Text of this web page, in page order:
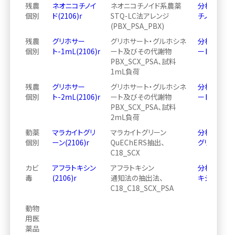
残農
個別
ネオニコチノイ
ド(2106)r
ネオニコチノイド系農薬
STQ-LC法アレンジ
(PBX_PSA_PBX)
分析方
チノイド
残農
個別
グリホサー
ト-1mL(2106)r
グリホサート・グルホシネ
ート及びその代謝物
PBX_SCX_PSA、試料
1mL負荷
分析方
ート
残農
個別
グリホサー
ト-2mL(2106)r
グリホサート・グルホシネ
ート及びその代謝物
PBX_SCX_PSA、試料
2mL負荷
分析方
ート
動薬
個別
マラカイトグリ
ーン(2106)r
マラカイトグリーン
QuEChERS抽出、
C18_SCX
分析方法
グリーン
カビ
毒
アフラトキシン
(2106)r
アフラトキシン
通知法の抽出法、
C18_C18_SCX_PSA
分析方法
キシン
動物
用医
薬品